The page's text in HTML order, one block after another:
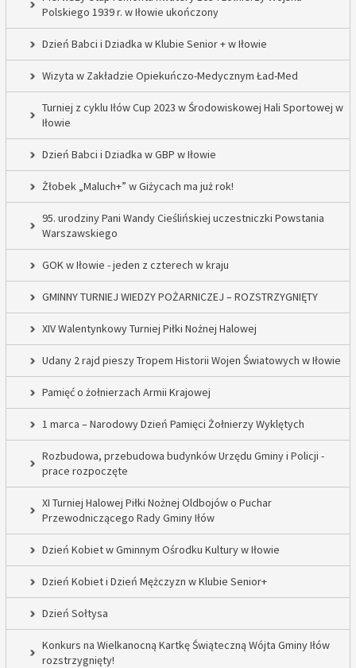
Polskiego 1939 r. w Iłowie ukończony
Dzień Babci i Dziadka w Klubie Senior + w Iłowie
Wizyta w Zakładzie Opiekuńczo-Medycznym Ład-Med
Turniej z cyklu Iłów Cup 2023 w Środowiskowej Hali Sportowej w
Iłowie
Dzień Babci i Dziadka w GBP w Iłowie
Żłobek „Maluch+” w Giżycach ma już rok!
95. urodziny Pani Wandy Cieślińskiej uczestniczki Powstania
Warszawskiego
GOK w Iłowie - jeden z czterech w kraju
GMINNY TURNIEJ WIEDZY POŻARNICZEJ – ROZSTRZYGNIĘTY
XIV Walentynkowy Turniej Piłki Nożnej Halowej
Udany 2 rajd pieszy Tropem Historii Wojen Światowych w Iłowie
Pamięć o żołnierzach Armii Krajowej
1 marca – Narodowy Dzień Pamięci Żołnierzy Wyklętych
Rozbudowa, przebudowa budynków Urzędu Gminy i Policji -
prace rozpoczęte
XI Turniej Halowej Piłki Nożnej Oldbojów o Puchar
Przewodniczącego Rady Gminy Iłów
Dzień Kobiet w Gminnym Ośrodku Kultury w Iłowie
Dzień Kobiet i Dzień Mężczyzn w Klubie Senior+
Dzień Sołtysa
Konkurs na Wielkanocną Kartkę Świąteczną Wójta Gminy Iłów
rozstrzygnięty!